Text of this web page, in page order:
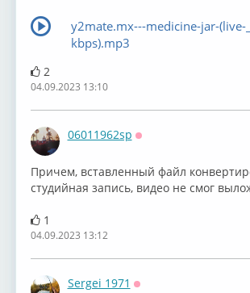
y2mate.mx---medicine-jar-(live-
kbps).mp3
2
04.09.2023 13:10
06011962sp
Причем, вставленный файл
студийная запись, видео не смог
1
04.09.2023 13:12
Sergei 1971